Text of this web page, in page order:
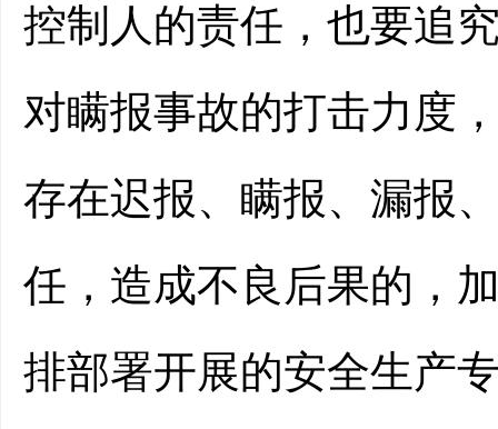
控制人的责任，也要追
对瞒报事故的打击力度
存在迟报、瞒报、漏报
任，造成不良后果的，
排部署开展的安全生产